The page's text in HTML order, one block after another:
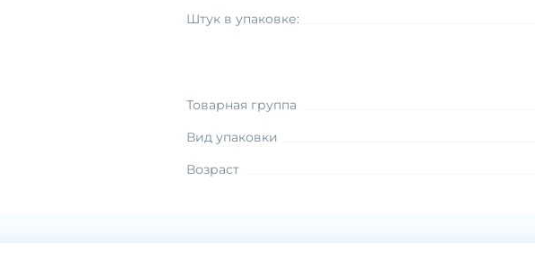
Штук в упаковке:
Товарная группа
Вид упаковки
Возраст